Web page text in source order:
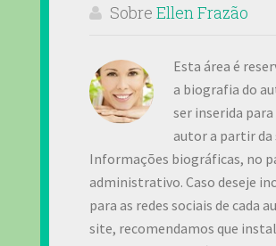
Sobre Ellen Frazão
Esta área é
a biografia do
ser inserida para
autor a partir da
Informações biográficas, no
administrativo. Caso deseje
para as redes sociais de cada
site, recomendamos que